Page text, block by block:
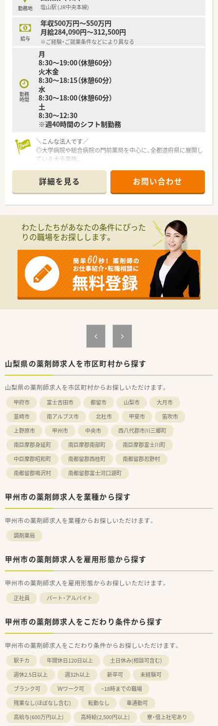
■年間休日が120日とワークライフバランスが整っています
■日用品から常備薬まで、従業員割引制度など嬉しいメリットも
たくさんあります！
勤務地 塩山駅 (JR中央本線)
給与
年収500万円～550万円
月給284,090円～312,500円
※ご経験・ご就業条件などにより異なる
勤務
時間
月
8:30～19:00（休憩60分）
火木金
8:30～18:15（休憩60分）
水
8:30～18:00（休憩60分）
土
8:30～12:30
※週40時間のシフト制勤務
＼こんな法人です／
◎大学病院や総合病院の門前薬局を中心に、全都道府県に展開し
ている大手薬局。
◎創業以来、真の医薬分業を企業理念として掲げ、医薬分業の先
駆けとして展開してきました。
◎高度薬学管理、在宅医療、健康サポートに対する取り組みをし
ていて、最先端の知識を学べる環境があります！
◎最先端の知識を学べる環境があります！
◎入社1年目の方から中途入社の方まで、永続的に成長できる教
◎特に高度薬学管理、在宅医療、健康サポートに対する取り組み
に力を入れており、各分野に合わせた設備整備や研修制度の導入
などを進め、薬剤師が成長できる環境を整えています。
◎大学病院での実務研修など、医療機関と連携して学べる機会も
あり、医療人として成長ができます。
＼こんな方を募集中／
◎専門認定薬剤師を目指したい方（外来がん治療認定/腎臓病薬
物療法専門・認定/栄養サポートチーム専門療法士/糖尿病薬物療
◎病院でより高度な経験を積みたい方（病院経験は不問です。病
棟業務の経験者は歓迎！）
迎！）
MR出身の6年制卒生など、これから学びたい方も歓迎いたしま
す。
＼充実の福利厚生／
◎年間休日120日以上！
◎各種手当（薬剤師手当、扶養手当、家族手当、資格手当、地域手
当等）あり！
◎全国転勤コースには借上社宅制度もご用意しています。
＼こんな薬局です／
◎最新設備が導入済みです！患者さんとじっくり向き合える環境
です。
◎オンライン服薬指導にも対応しています。
詳細を見る お問い合わせ
わたしたちがあなたの条件にぴった
りの職場をお探しします。
山梨県の薬剤師求人を市区町村から探す
山梨県の薬剤師求人を市区町村からお探しいただけます。
甲府市 富士吉田市 都留市 山梨市
大月市
韮崎市
南アルプス市 北杜市 甲斐市
笛吹市
上野原市
甲州市 中央市
西八代郡市川三郷町
南巨摩郡身延町
南巨摩郡南部町
南巨摩郡富士川町
中巨摩郡昭和町
南都留郡西桂町
南都留郡忍野村
南都留郡鳴沢村
南都留郡富士河口湖町
甲州市の薬剤師求人を業種から探す
甲州市の薬剤師求人を業種からお探しいただけます。
調剤薬局
甲州市の薬剤師求人を雇用形態から探す
甲州市の薬剤師求人を雇用形態からお探しいただけます。
正社員 パート・アルバイト
甲州市の薬剤師求人をこだわり条件から探す
甲州市の薬剤師求人をこだわり条件からお探しいただけます。
駅チカ 年間休日120日以上
土日休み(相談可含む)
週休2.5日以上
週32h以上 新卒可
未経験可
ブランク可
Ｗワーク可
~18時までの職場
残業なし(ほぼなし含む)
転勤なし
車通勤可
高給与(600万円以上)
高時給(2,500円以上)
寮・借上社宅あり